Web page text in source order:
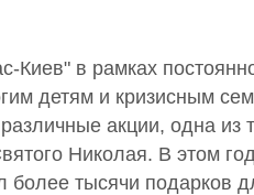
Киев" в рамках
детям и кризисным
акции, одна из
Николая. В этом
более тысячи подарков